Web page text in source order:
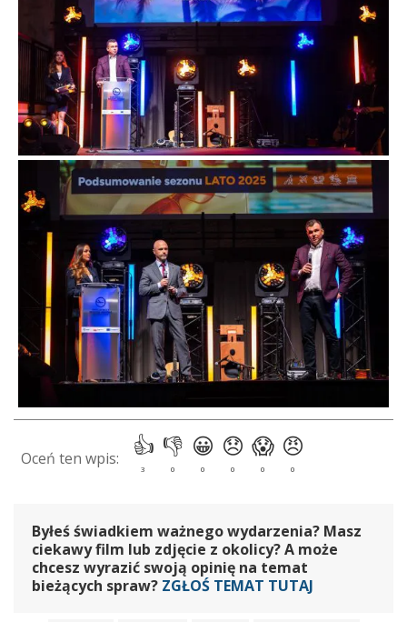
Byłeś świadkiem ważnego wydarzenia? Masz
ciekawy film lub zdjęcie z okolicy? A może
chcesz wyrazić swoją opinię na temat
bieżących spraw? ZGŁOŚ TEMAT TUTAJ